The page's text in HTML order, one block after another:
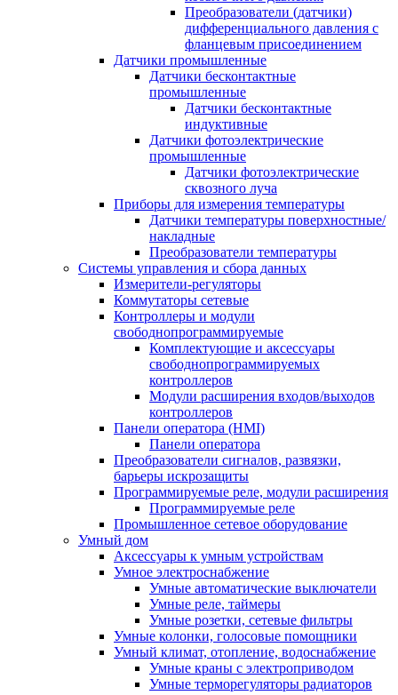
Преобразователи (датчики)
дифференциального давления с
фланцевым присоединением
Датчики промышленные
Датчики бесконтактные
промышленные
Датчики бесконтактные
индуктивные
Датчики фотоэлектрические
промышленные
Датчики фотоэлектрические
сквозного луча
Приборы для измерения температуры
Датчики температуры поверхностные/
накладные
Преобразователи температуры
Системы управления и сбора данных
Измерители-регуляторы
Коммутаторы сетевые
Контроллеры и модули
свободнопрограммируемые
Комплектующие и аксессуары
свободнопрограммируемых
контроллеров
Модули расширения входов/выходов
контроллеров
Панели оператора (HMI)
Панели оператора
Преобразователи сигналов, развязки,
барьеры искрозащиты
Программируемые реле, модули расширения
Программируемые реле
Промышленное сетевое оборудование
Умный дом
Аксессуары к умным устройствам
Умное электроснабжение
Умные автоматические выключатели
Умные реле, таймеры
Умные розетки, сетевые фильтры
Умные колонки, голосовые помощники
Умный климат, отопление, водоснабжение
Умные краны с электроприводом
Умные терморегуляторы радиаторов